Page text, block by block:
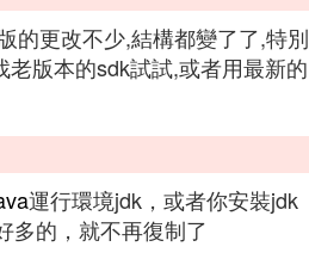
的更改不少,結構都變了了,特別
版本的sdk試試,或者用最新的
運行環境jdk，或者你安裝jdk
多的，就不再復制了